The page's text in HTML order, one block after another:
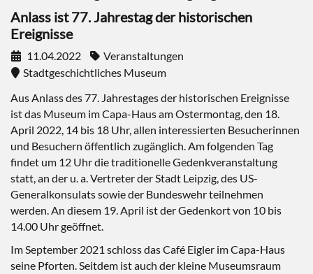
Anlass ist 77. Jahrestag der historischen
Ereignisse
11.04.2022
Veranstaltungen
Stadtgeschichtliches Museum
Aus Anlass des 77. Jahrestages der historischen Ereignisse
ist das Museum im Capa-Haus am Ostermontag, den 18.
April 2022, 14 bis 18 Uhr, allen interessierten Besucherinnen
und Besuchern öffentlich zugänglich. Am folgenden Tag
findet um 12 Uhr die traditionelle Gedenkveranstaltung
statt, an der u. a. Vertreter der Stadt Leipzig, des US-
Generalkonsulats sowie der Bundeswehr teilnehmen
werden. An diesem 19. April ist der Gedenkort von 10 bis
14.00 Uhr geöffnet.
Im September 2021 schloss das Café Eigler im Capa-Haus
seine Pforten. Seitdem ist auch der kleine Museumsraum